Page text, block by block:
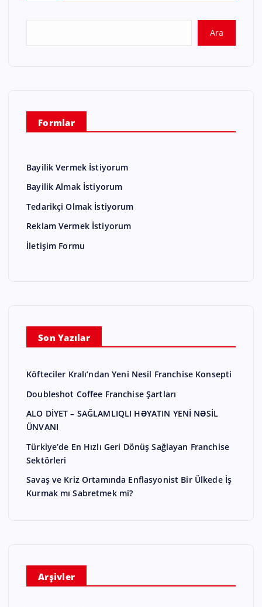
Ara
Formlar
Bayilik Vermek İstiyorum
Bayilik Almak İstiyorum
Tedarikçi Olmak İstiyorum
Reklam Vermek İstiyorum
İletişim Formu
Son Yazılar
Köfteciler Kralı’ndan Yeni Nesil Franchise Konsepti
Doubleshot Coffee Franchise Şartları
ALO DİYET – SAĞLAMLIQLI HƏYATIN YENİ NƏSİL
ÜNVANI
Türkiye’de En Hızlı Geri Dönüş Sağlayan Franchise
Sektörleri
Savaş ve Kriz Ortamında Enflasyonist Bir Ülkede İş
Kurmak mı Sabretmek mi?
Arşivler